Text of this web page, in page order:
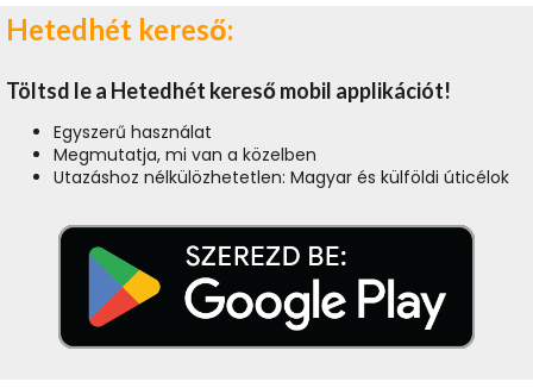
Hetedhét kereső:
Töltsd le a Hetedhét kereső mobil applikációt!
Egyszerű használat
Megmutatja, mi van a közelben
Utazáshoz nélkülözhetetlen: Magyar és külföldi úticélok